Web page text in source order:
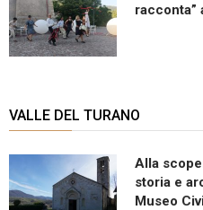
racconta”
VALLE DEL TURANO
Alla
storia e
Museo